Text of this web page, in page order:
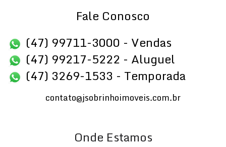
Fale Conosco
(47) 99711-3000 - Vendas
(47) 99217-5222 - Aluguel
(47) 3269-1533 - Temporada
contato@jsobrinhoimoveis.com.br
Onde Estamos